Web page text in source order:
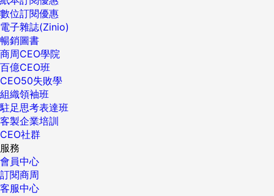
數位訂閱優惠
電子雜誌(Zinio)
暢銷圖書
商周CEO學院
百億CEO班
CEO50失敗學
組織領袖班
駐足思考表達班
客製企業培訓
CEO社群
服務
會員中心
訂閱商周
客服中心